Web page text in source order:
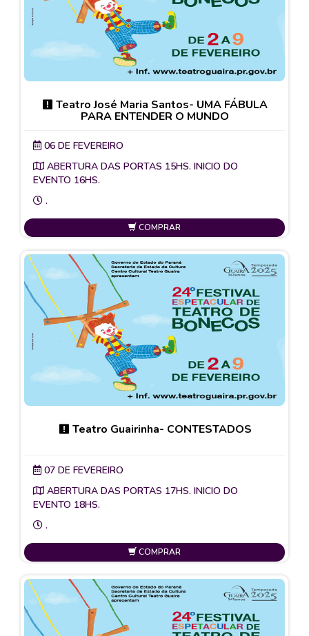
Teatro José Maria Santos- UMA FÁBULA
PARA ENTENDER O MUNDO
06 DE FEVEREIRO
ABERTURA DAS PORTAS 15HS. INICIO DO
EVENTO 16HS.
.
COMPRAR
Teatro Guairinha- CONTESTADOS
07 DE FEVEREIRO
ABERTURA DAS PORTAS 17HS. INICIO DO
EVENTO 18HS.
.
COMPRAR